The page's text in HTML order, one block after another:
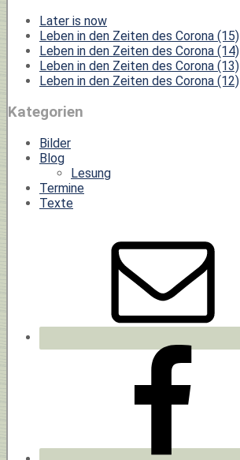
Later is now
Leben in den Zeiten des Corona (15)
Leben in den Zeiten des Corona (14)
Leben in den Zeiten des Corona (13)
Leben in den Zeiten des Corona (12)
Kategorien
Bilder
Blog
Lesung
Termine
Texte